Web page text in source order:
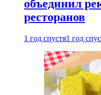
объединил
ресторанов
1 год спустя1 год